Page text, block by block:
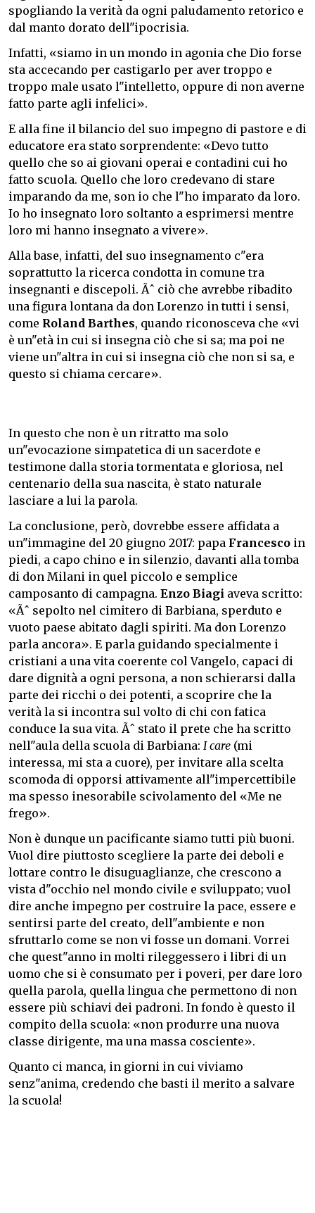
spogliando la verità da ogni paludamento retorico e
dal manto dorato dell"ipocrisia.
Infatti, «siamo in un mondo in agonia che Dio forse
sta accecando per castigarlo per aver troppo e
troppo male usato l"intelletto, oppure di non averne
fatto parte agli infelici».
E alla fine il bilancio del suo impegno di pastore e di
educatore era stato sorprendente: «Devo tutto
quello che so ai giovani operai e contadini cui ho
fatto scuola. Quello che loro credevano di stare
imparando da me, son io che l"ho imparato da loro.
Io ho insegnato loro soltanto a esprimersi mentre
loro mi hanno insegnato a vivere».
Alla base, infatti, del suo insegnamento c"era
soprattutto la ricerca condotta in comune tra
insegnanti e discepoli. Ãˆ ciò che avrebbe ribadito
una figura lontana da don Lorenzo in tutti i sensi,
come Roland Barthes, quando riconosceva che «vi
è un"età in cui si insegna ciò che si sa; ma poi ne
viene un"altra in cui si insegna ciò che non si sa, e
questo si chiama cercare».
In questo che non è un ritratto ma solo
un"evocazione simpatetica di un sacerdote e
testimone dalla storia tormentata e gloriosa, nel
centenario della sua nascita, è stato naturale
lasciare a lui la parola.
La conclusione, però, dovrebbe essere affidata a
un"immagine del 20 giugno 2017: papa Francesco in
piedi, a capo chino e in silenzio, davanti alla tomba
di don Milani in quel piccolo e semplice
camposanto di campagna. Enzo Biagi aveva scritto:
«Ãˆ sepolto nel cimitero di Barbiana, sperduto e
vuoto paese abitato dagli spiriti. Ma don Lorenzo
parla ancora». E parla guidando specialmente i
cristiani a una vita coerente col Vangelo, capaci di
dare dignità a ogni persona, a non schierarsi dalla
parte dei ricchi o dei potenti, a scoprire che la
verità la si incontra sul volto di chi con fatica
conduce la sua vita. Ãˆ stato il prete che ha scritto
nell"aula della scuola di Barbiana: I care (mi
interessa, mi sta a cuore), per invitare alla scelta
scomoda di opporsi attivamente all"impercettibile
ma spesso inesorabile scivolamento del «Me ne
frego».
Non è dunque un pacificante siamo tutti più buoni.
Vuol dire piuttosto scegliere la parte dei deboli e
lottare contro le disuguaglianze, che crescono a
vista d"occhio nel mondo civile e sviluppato; vuol
dire anche impegno per costruire la pace, essere e
sentirsi parte del creato, dell"ambiente e non
sfruttarlo come se non vi fosse un domani. Vorrei
che quest"anno in molti rileggessero i libri di un
uomo che si è consumato per i poveri, per dare loro
quella parola, quella lingua che permettono di non
essere più schiavi dei padroni. In fondo è questo il
compito della scuola: «non produrre una nuova
classe dirigente, ma una massa cosciente».
Quanto ci manca, in giorni in cui viviamo
senz"anima, credendo che basti il merito a salvare
la scuola!